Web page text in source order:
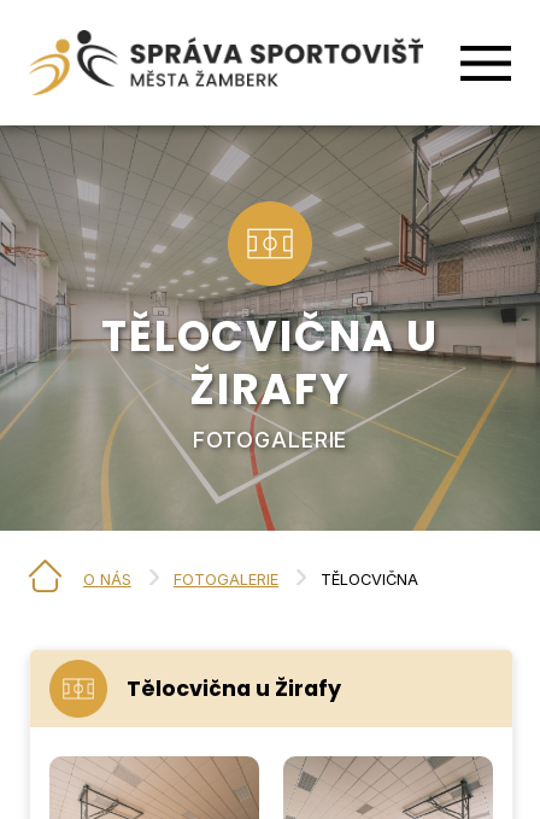
TĚLOCVIČNA U
ŽIRAFY
FOTOGALERIE
O NÁS FOTOGALERIE TĚLOCVIČNA
Tělocvična u Žirafy